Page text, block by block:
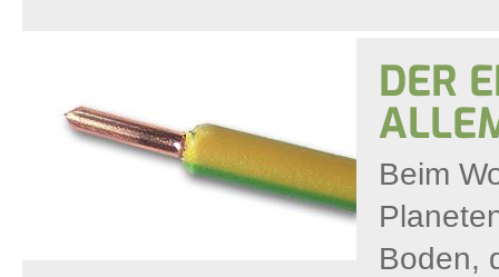
DER
Beim
Boden,